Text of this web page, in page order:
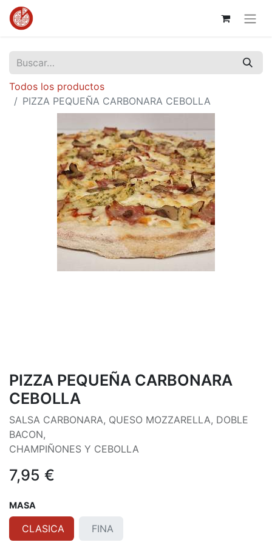
Todos los productos
PIZZA PEQUEÑA CARBONARA CEBOLLA
PIZZA PEQUEÑA CARBONARA
CEBOLLA
SALSA CARBONARA, QUESO MOZZARELLA, DOBLE
BACON,
CHAMPIÑONES Y CEBOLLA
7,95 €
MASA
CLASICA FINA